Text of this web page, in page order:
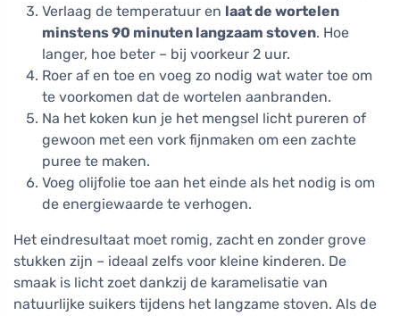
Verlaag de temperatuur en laat de wortelen
minstens 90 minuten langzaam stoven. Hoe
langer, hoe beter – bij voorkeur 2 uur.
Roer af en toe en voeg zo nodig wat water toe om
te voorkomen dat de wortelen aanbranden.
Na het koken kun je het mengsel licht pureren of
gewoon met een vork fijnmaken om een zachte
puree te maken.
Voeg olijfolie toe aan het einde als het nodig is om
de energiewaarde te verhogen.
Het eindresultaat moet romig, zacht en zonder grove
stukken zijn – ideaal zelfs voor kleine kinderen. De
smaak is licht zoet dankzij de karamelisatie van
natuurlijke suikers tijdens het langzame stoven. Als de